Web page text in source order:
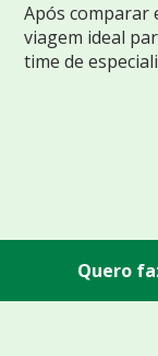
Após comparar
viagem ideal
time de
Quero